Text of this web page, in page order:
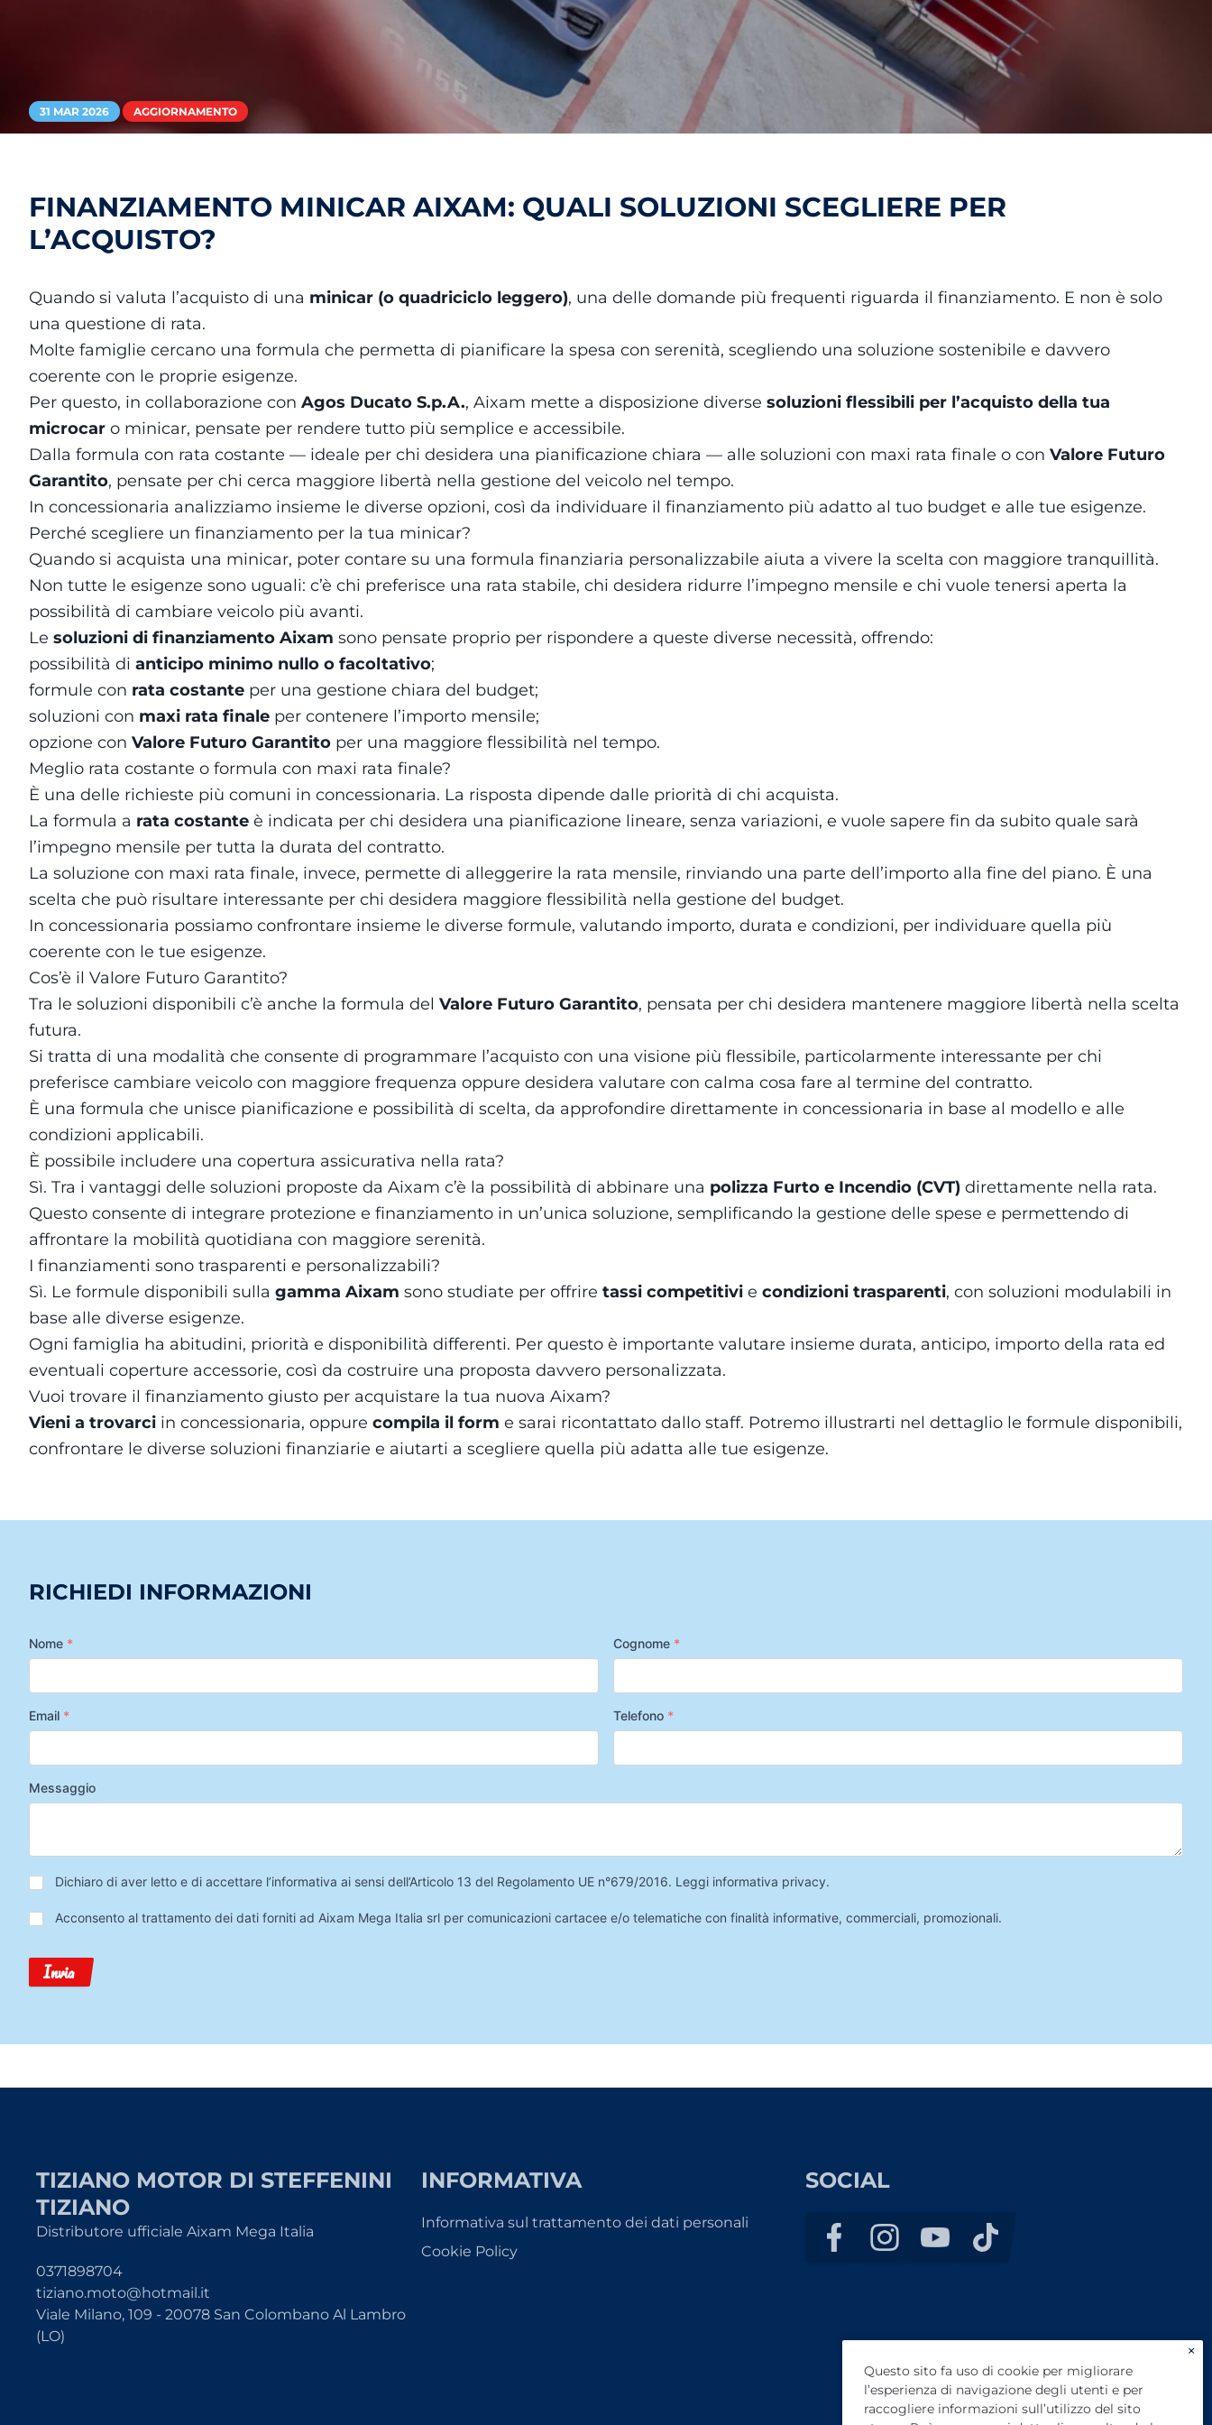
31 MAR 2026 AGGIORNAMENTO
FINANZIAMENTO MINICAR AIXAM: QUALI SOLUZIONI SCEGLIERE PER
L’ACQUISTO?
Quando si valuta l’acquisto di una minicar (o quadriciclo leggero), una delle domande più frequenti riguarda il finanziamento. E non è solo
una questione di rata.
Molte famiglie cercano una formula che permetta di pianificare la spesa con serenità, scegliendo una soluzione sostenibile e davvero
coerente con le proprie esigenze.
Per questo, in collaborazione con Agos Ducato S.p.A., Aixam mette a disposizione diverse soluzioni flessibili per l’acquisto della tua
microcar o minicar, pensate per rendere tutto più semplice e accessibile.
Dalla formula con rata costante — ideale per chi desidera una pianificazione chiara — alle soluzioni con maxi rata finale o con Valore Futuro
Garantito, pensate per chi cerca maggiore libertà nella gestione del veicolo nel tempo.
In concessionaria analizziamo insieme le diverse opzioni, così da individuare il finanziamento più adatto al tuo budget e alle tue esigenze.
Perché scegliere un finanziamento per la tua minicar?
Quando si acquista una minicar, poter contare su una formula finanziaria personalizzabile aiuta a vivere la scelta con maggiore tranquillità.
Non tutte le esigenze sono uguali: c’è chi preferisce una rata stabile, chi desidera ridurre l’impegno mensile e chi vuole tenersi aperta la
possibilità di cambiare veicolo più avanti.
Le soluzioni di finanziamento Aixam sono pensate proprio per rispondere a queste diverse necessità, offrendo:
possibilità di anticipo minimo nullo o facoltativo;
formule con rata costante per una gestione chiara del budget;
soluzioni con maxi rata finale per contenere l’importo mensile;
opzione con Valore Futuro Garantito per una maggiore flessibilità nel tempo.
Meglio rata costante o formula con maxi rata finale?
È una delle richieste più comuni in concessionaria. La risposta dipende dalle priorità di chi acquista.
La formula a rata costante è indicata per chi desidera una pianificazione lineare, senza variazioni, e vuole sapere fin da subito quale sarà
l’impegno mensile per tutta la durata del contratto.
La soluzione con maxi rata finale, invece, permette di alleggerire la rata mensile, rinviando una parte dell’importo alla fine del piano. È una
scelta che può risultare interessante per chi desidera maggiore flessibilità nella gestione del budget.
In concessionaria possiamo confrontare insieme le diverse formule, valutando importo, durata e condizioni, per individuare quella più
coerente con le tue esigenze.
Cos’è il Valore Futuro Garantito?
Tra le soluzioni disponibili c’è anche la formula del Valore Futuro Garantito, pensata per chi desidera mantenere maggiore libertà nella scelta
futura.
Si tratta di una modalità che consente di programmare l’acquisto con una visione più flessibile, particolarmente interessante per chi
preferisce cambiare veicolo con maggiore frequenza oppure desidera valutare con calma cosa fare al termine del contratto.
È una formula che unisce pianificazione e possibilità di scelta, da approfondire direttamente in concessionaria in base al modello e alle
condizioni applicabili.
È possibile includere una copertura assicurativa nella rata?
Sì. Tra i vantaggi delle soluzioni proposte da Aixam c’è la possibilità di abbinare una polizza Furto e Incendio (CVT) direttamente nella rata.
Questo consente di integrare protezione e finanziamento in un’unica soluzione, semplificando la gestione delle spese e permettendo di
affrontare la mobilità quotidiana con maggiore serenità.
I finanziamenti sono trasparenti e personalizzabili?
Sì. Le formule disponibili sulla gamma Aixam sono studiate per offrire tassi competitivi e condizioni trasparenti, con soluzioni modulabili in
base alle diverse esigenze.
Ogni famiglia ha abitudini, priorità e disponibilità differenti. Per questo è importante valutare insieme durata, anticipo, importo della rata ed
eventuali coperture accessorie, così da costruire una proposta davvero personalizzata.
Vuoi trovare il finanziamento giusto per acquistare la tua nuova Aixam?
Vieni a trovarci in concessionaria, oppure compila il form e sarai ricontattato dallo staff. Potremo illustrarti nel dettaglio le formule disponibili,
confrontare le diverse soluzioni finanziarie e aiutarti a scegliere quella più adatta alle tue esigenze.
RICHIEDI INFORMAZIONI
Nome * Cognome *
Email * Telefono *
Messaggio
Privacy*
Dichiaro di aver letto e di accettare l’informativa ai sensi dell’Articolo 13 del Regolamento UE n°679/2016. Leggi informativa privacy.
Trattamento
Dati
Acconsento al trattamento dei dati forniti ad Aixam Mega Italia srl per comunicazioni cartacee e/o telematiche con finalità informative, commerciali, promozionali.
Invia
TIZIANO MOTOR DI STEFFENINI
TIZIANO
Distributore ufficiale Aixam Mega Italia
0371898704
tiziano.moto@hotmail.it
Viale Milano, 109 - 20078 San Colombano Al Lambro
(LO)
INFORMATIVA
Informativa sul trattamento dei dati personali
Cookie Policy
SOCIAL
×
Questo sito fa uso di cookie per migliorare
l’esperienza di navigazione degli utenti e per
raccogliere informazioni sull’utilizzo del sito